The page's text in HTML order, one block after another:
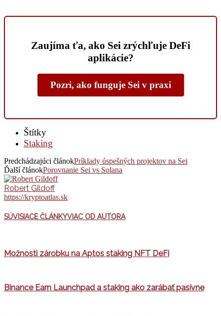
Zaujíma ťa, ako Sei zrýchľuje DeFi
aplikácie?
Pozri, ako funguje Sei v praxi
Štítky
Staking
Predchádzajúci článokPríklady úspešných projektov na Sei
Ďalší článokPorovnanie Sei vs Solana
Robert Gildoff
https://kryptoatlas.sk
SÚVISIACE ČLÁNKYVIAC OD AUTORA
Možnosti zárobku na Aptos staking NFT DeFi
Binance Earn Launchpad a staking ako zarábať pasívne